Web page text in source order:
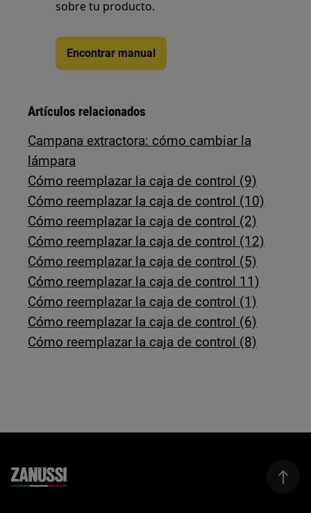
sobre tu producto.
Encontrar manual
Artículos relacionados
Campana extractora: cómo cambiar la
lámpara
Cómo reemplazar la caja de control (9)
Cómo reemplazar la caja de control (10)
Cómo reemplazar la caja de control (2)
Cómo reemplazar la caja de control (12)
Cómo reemplazar la caja de control (5)
Cómo reemplazar la caja de control 11)
Cómo reemplazar la caja de control (1)
Cómo reemplazar la caja de control (6)
Cómo reemplazar la caja de control (8)